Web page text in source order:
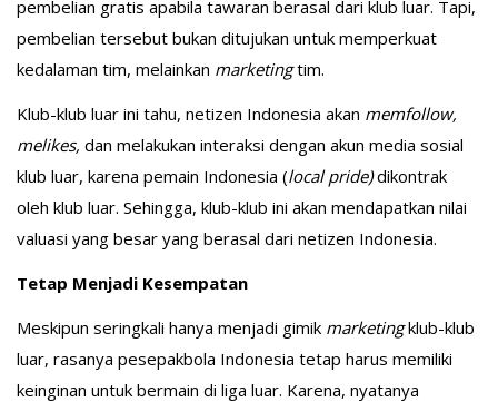
pembelian gratis apabila tawaran berasal dari klub luar. Tapi,
pembelian tersebut bukan ditujukan untuk memperkuat
kedalaman tim, melainkan marketingtim.
Klub-klub luar ini tahu, netizen Indonesia akan memfollow,
melikes, dan melakukan interaksi dengan akun media sosial
klub luar, karena pemain Indonesia (local pride)dikontrak
oleh klub luar. Sehingga, klub-klub ini akan mendapatkan nilai
valuasi yang besar yang berasal dari netizen Indonesia.
Tetap Menjadi Kesempatan
Meskipun seringkali hanya menjadi gimik marketingklub-klub
luar, rasanya pesepakbola Indonesia tetap harus memiliki
keinginan untuk bermain di liga luar. Karena, nyatanya